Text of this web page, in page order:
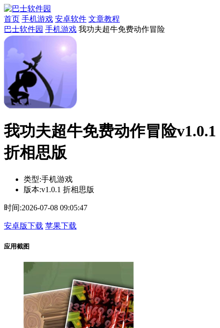
首页 手机游戏 安卓软件 文章教程
巴士软件园 手机游戏 我功夫超牛免费动作冒险
我功夫超牛免费动作冒险v1.0.1
折相思版
类型:手机游戏
版本:v1.0.1 折相思版
时间:2026-07-08 09:05:47
安卓版下载 苹果下载
应用截图